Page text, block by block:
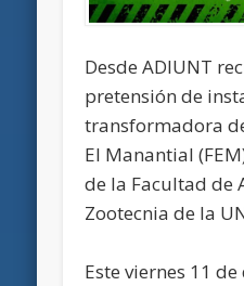
Desde ADIUNT
pretensión de
transformadora
El Manantial
de la Facultad de
Zootecnia de la
Este viernes 11